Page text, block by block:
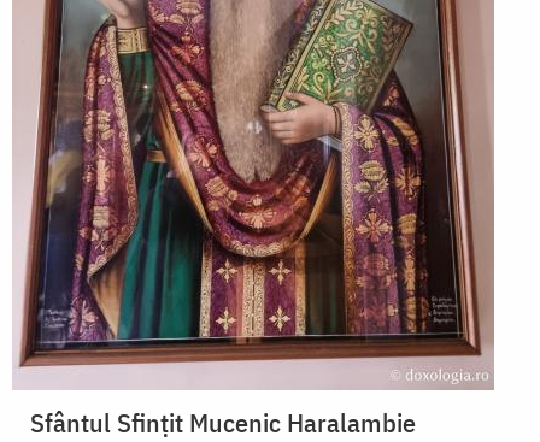
Sfântul Sfințit Mucenic Haralambie